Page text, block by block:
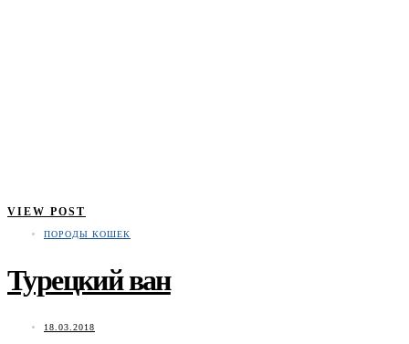
VIEW POST
ПОРОДЫ КОШЕК
Турецкий ван
18.03.2018